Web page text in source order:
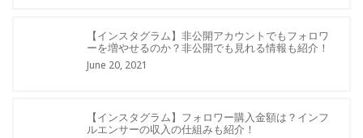
【インスタグラム】非公開アカウントでもフォロワ
ーを増やせるのか？非公開でも見れる情報も紹介！
June 20, 2021
【インスタグラム】フォロワー購入金額は？インフ
ルエンサーの収入の仕組みも紹介！